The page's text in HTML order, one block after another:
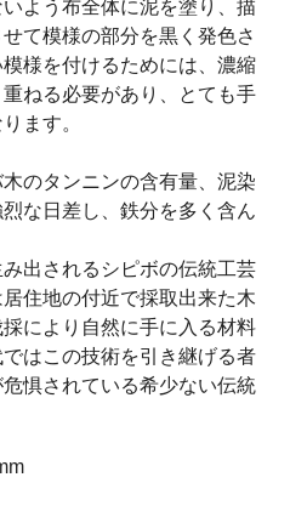
よう布全体に泥を塗り、描
て模様の部分を黒く発色さ
様を付けるためには、濃縮
ねる必要があり、とても手
ます。
のタンニンの含有量、泥染
な日差し、鉄分を多く含ん
出されるシピボの伝統工芸
住地の付近で採取出来た木
により自然に手に入る材料
はこの技術を引き継げる者
惧されている希少ない伝統